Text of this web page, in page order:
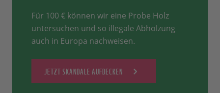
Für 100 € können wir eine Probe Holz
untersuchen und so illegale Abholzung
auch in Europa nachweisen.
JETZT SKANDALE AUFDECKEN